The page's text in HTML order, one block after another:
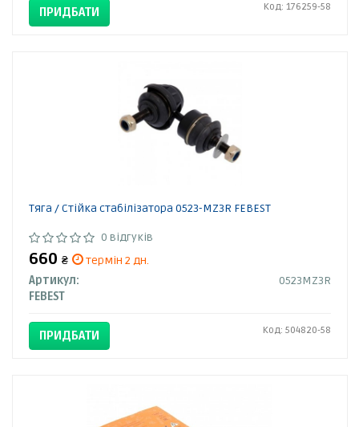
ПРИДБАТИ Код: 176259-58
Тяга / Стійка стабілізатора 0523-MZ3R FEBEST
0 відгуків
660 ₴
термін 2 дн.
Артикул:
0523MZ3R
FEBEST
ПРИДБАТИ Код: 504820-58